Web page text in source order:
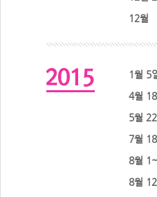
12월
1월 5
4월
5월
7월
8월
8월